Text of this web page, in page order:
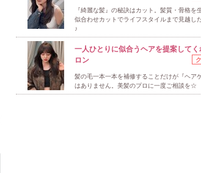
『綺麗な髪』の秘訣はカット。髪質・骨格を
似合わせカットでライフスタイルまで見越し
♪
一人ひとりに似合うヘアを提案してく
ロン
髪の毛一本一本を補修することだけが『ヘア
はありません。美髪のプロに一度ご相談を☆